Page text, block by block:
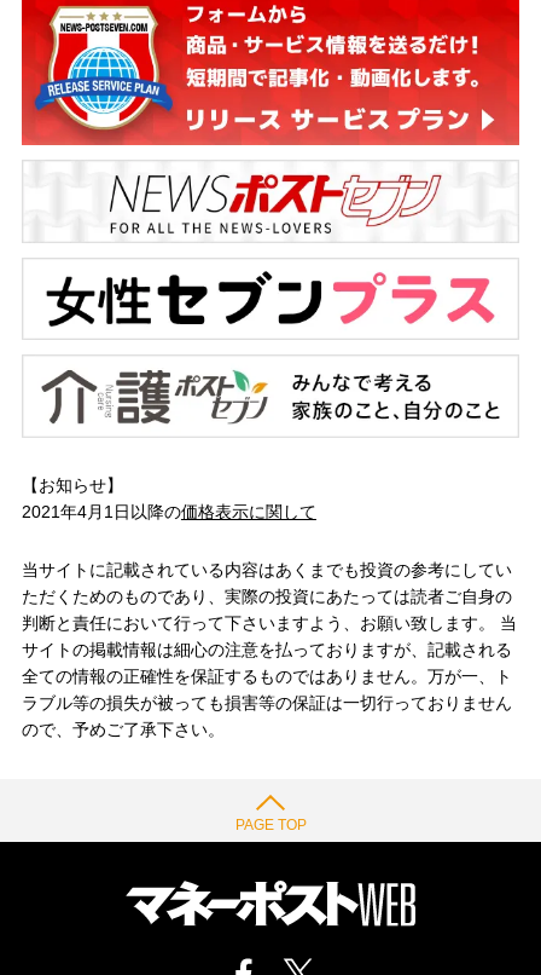
【お知らせ】
2021年4月1日以降の価格表示に関して
当サイトに記載されている内容はあくまでも投資の参考にしてい
ただくためのものであり、実際の投資にあたっては読者ご自身の
判断と責任において行って下さいますよう、お願い致します。 当
サイトの掲載情報は細心の注意を払っておりますが、記載される
全ての情報の正確性を保証するものではありません。万が一、ト
ラブル等の損失が被っても損害等の保証は一切行っておりません
ので、予めご了承下さい。
PAGE TOP